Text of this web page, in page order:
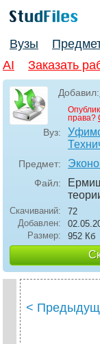
Вузы
AI
Заказать
Добавил:
права?
Вуз:
Предмет:
Файл:
Скачиваний:
72
Добавлен:
Размер:
952 Кб
<